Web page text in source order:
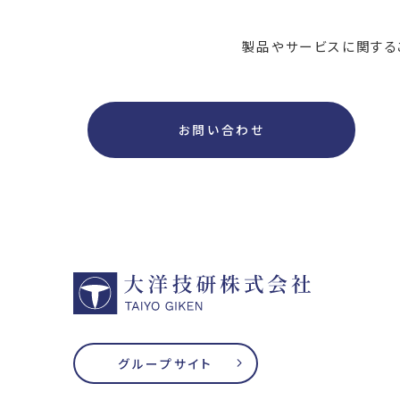
製品やサービスに関する
お問い合わせ
グループサイト